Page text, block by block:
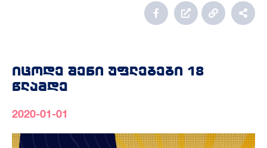
იცოდე შენი უფლებები 18
წლამდე
2020-01-01